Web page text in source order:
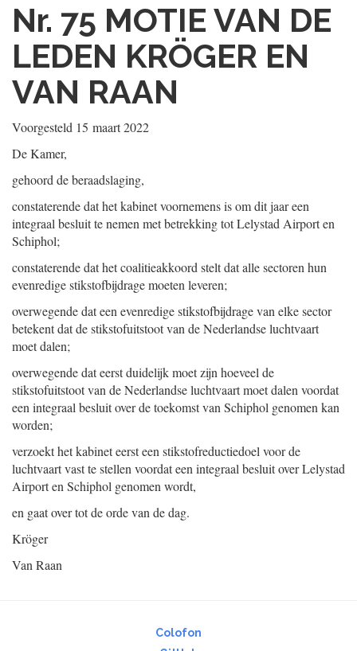
Nr. 75 MOTIE VAN DE
LEDEN KRÖGER EN
VAN RAAN
Voorgesteld 15 maart 2022
De Kamer,
gehoord de beraadslaging,
constaterende dat het kabinet voornemens is om dit jaar een
integraal besluit te nemen met betrekking tot Lelystad Airport en
Schiphol;
constaterende dat het coalitieakkoord stelt dat alle sectoren hun
evenredige stikstofbijdrage moeten leveren;
overwegende dat een evenredige stikstofbijdrage van elke sector
betekent dat de stikstofuitstoot van de Nederlandse luchtvaart
moet dalen;
overwegende dat eerst duidelijk moet zijn hoeveel de
stikstofuitstoot van de Nederlandse luchtvaart moet dalen voordat
een integraal besluit over de toekomst van Schiphol genomen kan
worden;
verzoekt het kabinet eerst een stikstofreductiedoel voor de
luchtvaart vast te stellen voordat een integraal besluit over Lelystad
Airport en Schiphol genomen wordt,
en gaat over tot de orde van de dag.
Kröger
Van Raan
Colofon